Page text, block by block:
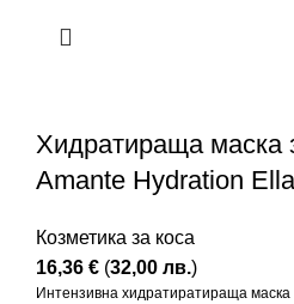
Хидратираща маска
Amante Hydration Ella
Козметика за коса
16,36 € (32,00 лв.)
Интензивна хидратиратираща